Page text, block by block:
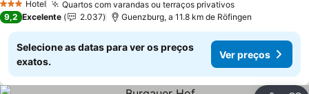
3 EstrelasHotel Quartos com varandas ou terraços privativos
9,2 Excelente 2.037 Guenzburg, a 11.8 km de Röfingen
Selecione as datas para ver os preços
exatos.
Ver preços